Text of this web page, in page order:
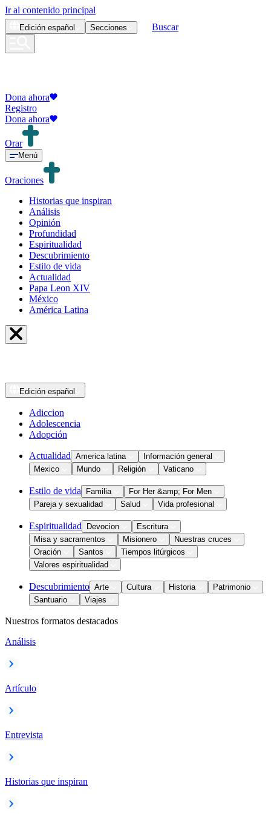
Ir al contenido principal
Edición español Secciones Buscar
Dona ahora
Registro
Dona ahora
Orar
Menú
Oraciones
Historias que inspiran
Análisis
Opinión
Profundidad
Espiritualidad
Descubrimiento
Estilo de vida
Actualidad
Papa Leon XIV
México
América Latina
Edición español
Adiccion
Adolescencia
Adopción
Actualidad America latina
Información general
Mexico
Mundo Religión Vaticano
Estilo de vida Familia
For Her &amp; For Men
Pareja y sexualidad
Salud Vida profesional
Espiritualidad Devocion
Escritura
Misa y sacramentos
Misionero
Nuestras cruces
Oración
Santos
Tiempos litúrgicos
Valores espiritualidad
Descubrimiento Arte Cultura Historia
Patrimonio
Santuario
Viajes
Nuestros formatos destacados
Análisis
Artículo
Entrevista
Historias que inspiran